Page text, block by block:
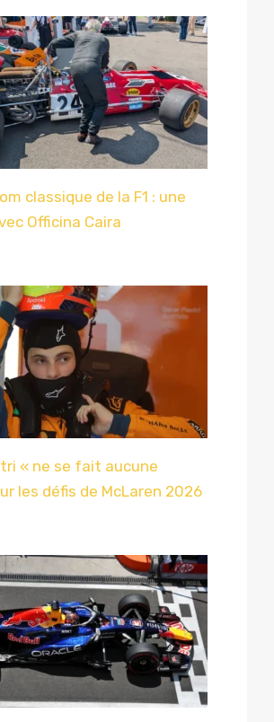
classique de la F1 : une
Officina Caira
« ne se fait aucune
les défis de McLaren 2026